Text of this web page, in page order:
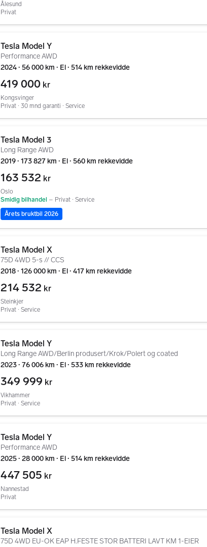
Ålesund
Privat
Tesla Model Y
Performance AWD
2024 ∙ 56 000 km ∙ El ∙ 514 km rekkevidde
419 000 kr
Kongsvinger
Privat ∙ 30 mnd garanti ∙ Service
Tesla Model 3
Long Range AWD
2019 ∙ 173 827 km ∙ El ∙ 560 km rekkevidde
163 532 kr
Oslo
Smidig bilhandel – Privat ∙ Service
Årets bruktbil 2026
Tesla Model X
75D 4WD 5-s // CCS
2018 ∙ 126 000 km ∙ El ∙ 417 km rekkevidde
214 532 kr
Steinkjer
Privat ∙ Service
Tesla Model Y
Long Range AWD/Berlin produsert/Krok/Polert og coated
2023 ∙ 76 006 km ∙ El ∙ 533 km rekkevidde
349 999 kr
Vikhammer
Privat ∙ Service
Tesla Model Y
Performance AWD
2025 ∙ 28 000 km ∙ El ∙ 514 km rekkevidde
447 505 kr
Nannestad
Privat
Tesla Model X
75D 4WD EU-OK EAP H.FESTE STOR BATTERI LAVT KM 1-EIER